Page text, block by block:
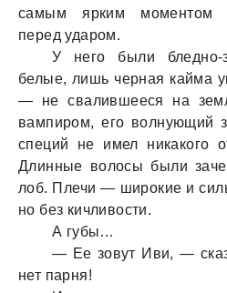
самым ярким моментом
перед ударом.
У него были бледно-
белые, лишь черная кайма
— не свалившееся на
вампиром, его волнующий
специй не имел никакого
Длинные волосы были
лоб. Плечи — широкие и
но без кичливости.
А губы…
— Ее зовут Иви, —
нет парня!